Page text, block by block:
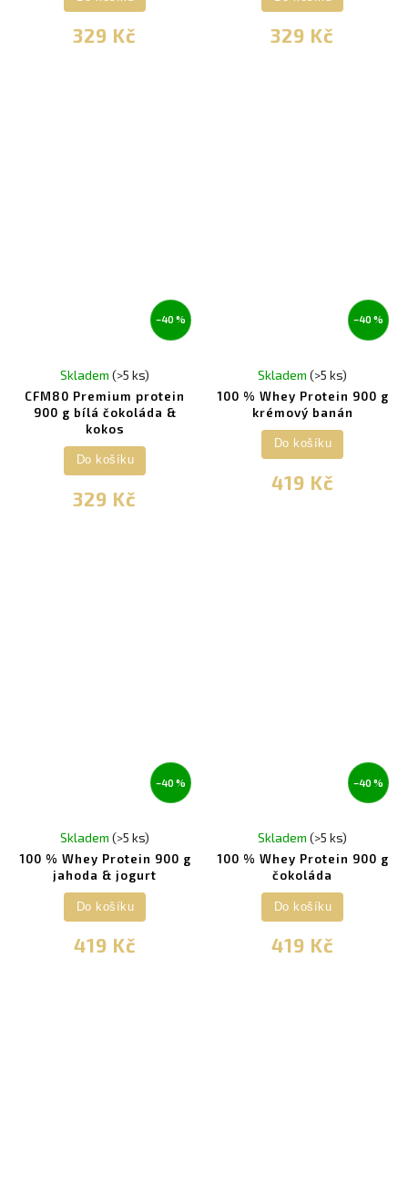
329 Kč 329 Kč
–40 %
CFM80 Premium protein
900 g bílá čokoláda &
kokos
Skladem(>5 ks)
329 Kč
Do košíku
–40 %
100 % Whey Protein 900 g
krémový banán
Skladem(>5 ks)
419 Kč
Do košíku
–40 %
100 % Whey Protein 900 g
jahoda & jogurt
Skladem(>5 ks)
419 Kč
Do košíku
–40 %
100 % Whey Protein 900 g
čokoláda
Skladem(>5 ks)
419 Kč
Do košíku